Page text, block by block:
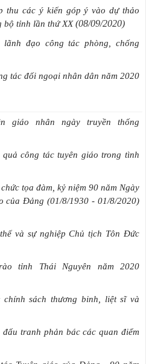
thu các ý kiến góp ý vào dự thảo
tỉnh lần thứ XX (08/09/2020)
lãnh đạo công tác phòng, chống
tác đối ngoại nhân dân năm 2020
giáo nhân ngày truyền thống
công tác tuyên giáo trong tình
tọa đàm, kỷ niệm 90 năm Ngày
của Đảng (01/8/1930 - 01/8/2020)
và sự nghiệp Chủ tịch Tôn Đức
tỉnh Thái Nguyên năm 2020
chính sách thương binh, liệt sĩ và
tranh phản bác các quan điểm